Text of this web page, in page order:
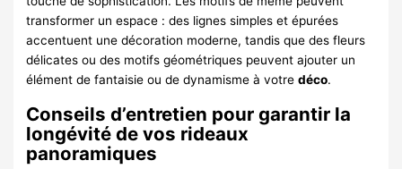
transformer un espace : des lignes simples et épurées
accentuent une décoration moderne, tandis que des fleurs
délicates ou des motifs géométriques peuvent ajouter un
élément de fantaisie ou de dynamisme à votredéco.
Conseils d’entretien pour garantir la
longévité de vos rideaux
panoramiques